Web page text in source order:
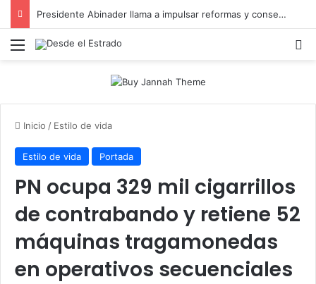
Presidente Abinader llama a impulsar reformas y consensos para acelerar desarrollo hacia 2036
Menú
Inicio / Estilo de vida
Estilo de vida Portada
PN ocupa 329 mil cigarrillos
de contrabando y retiene 52
máquinas tragamonedas
en operativos secuenciales